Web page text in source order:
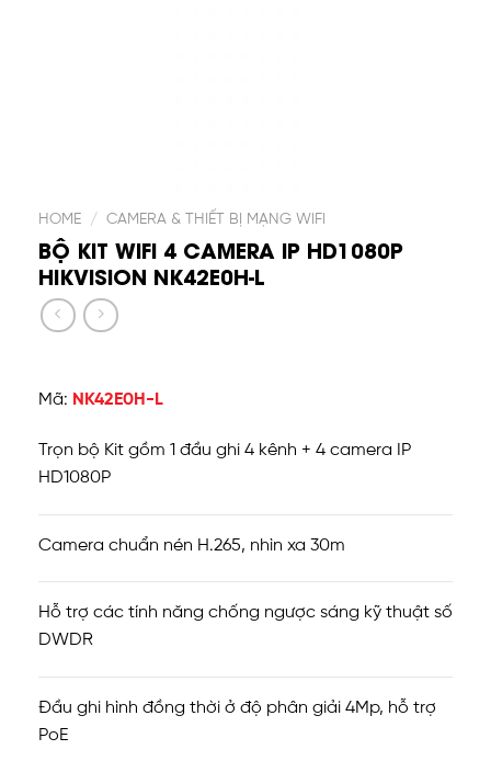
HOME / CAMERA & THIẾT BỊ MẠNG WIFI
BỘ KIT WIFI 4 CAMERA IP HD1080P
HIKVISION NK42E0H-L
Mã: NK42E0H-L
Trọn bộ Kit gồm 1 đầu ghi 4 kênh + 4 camera IP
HD1080P
Camera chuẩn nén H.265, nhìn xa 30m
Hỗ trợ các tính năng chống ngược sáng kỹ thuật số
DWDR
Đầu ghi hình đồng thời ở độ phân giải 4Mp, hỗ trợ
PoE